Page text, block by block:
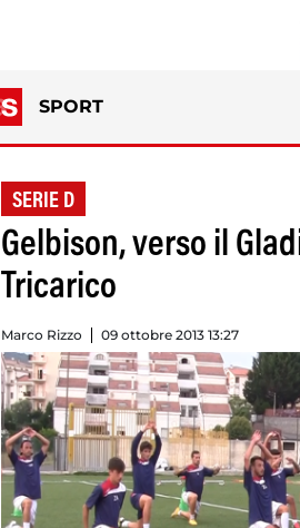
SPORT
SERIE D
Gelbison, verso il
Tricarico
Marco Rizzo 09 ottobre 2013 13:27